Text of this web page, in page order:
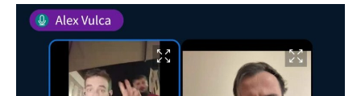
майстерні
обладнання